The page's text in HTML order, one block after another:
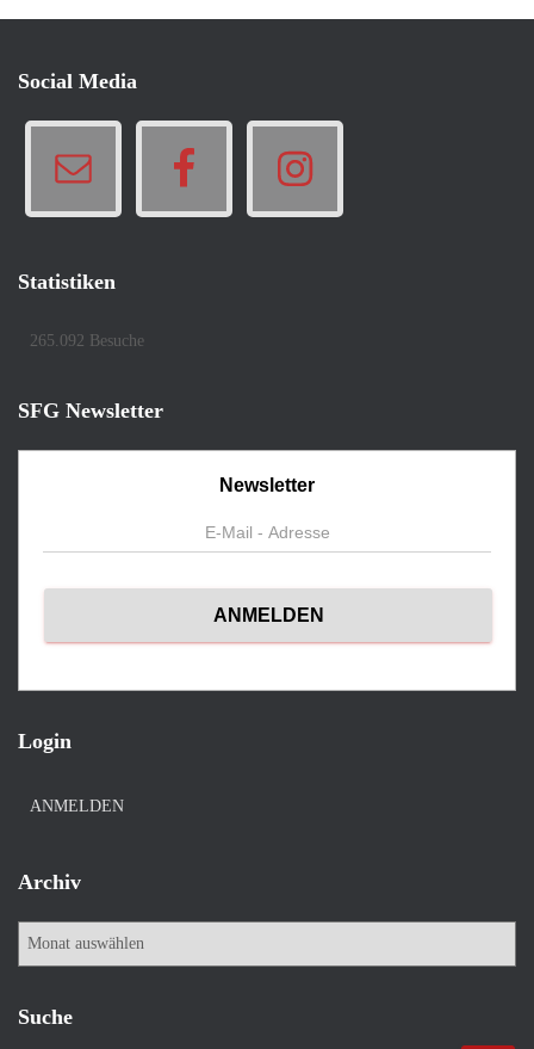
Social Media
Statistiken
265.092 Besuche
SFG Newsletter
Newsletter
Login
ANMELDEN
Archiv
A
h
Suche